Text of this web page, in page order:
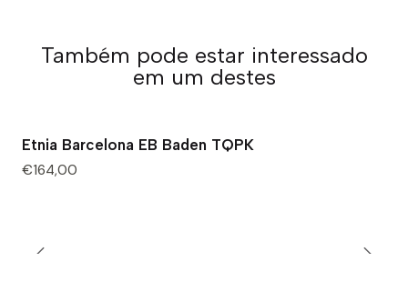
Também pode estar interessado
em um destes
Etnia Barcelona EB Baden TQPK
€164,00